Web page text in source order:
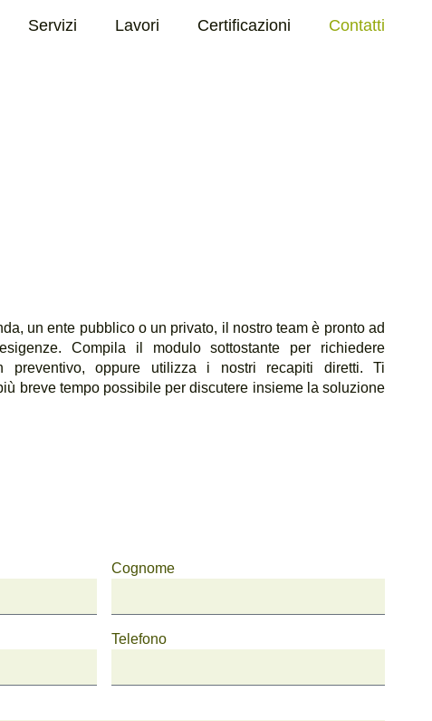
Servizi Lavori Certificazioni Contatti
un ente pubblico o un privato, il nostro team è pronto ad
Compila il modulo sottostante per richiedere
preventivo, oppure utilizza i nostri recapiti diretti. Ti
breve tempo possibile per discutere insieme la soluzione
Cognome
Telefono